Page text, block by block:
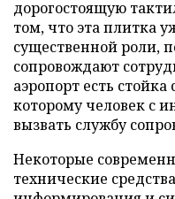
дорогостоящую
том, что эта плитка
существенной роли,
сопровождают
аэропорт есть
которому человек с
вызвать службу
Некоторые
технические